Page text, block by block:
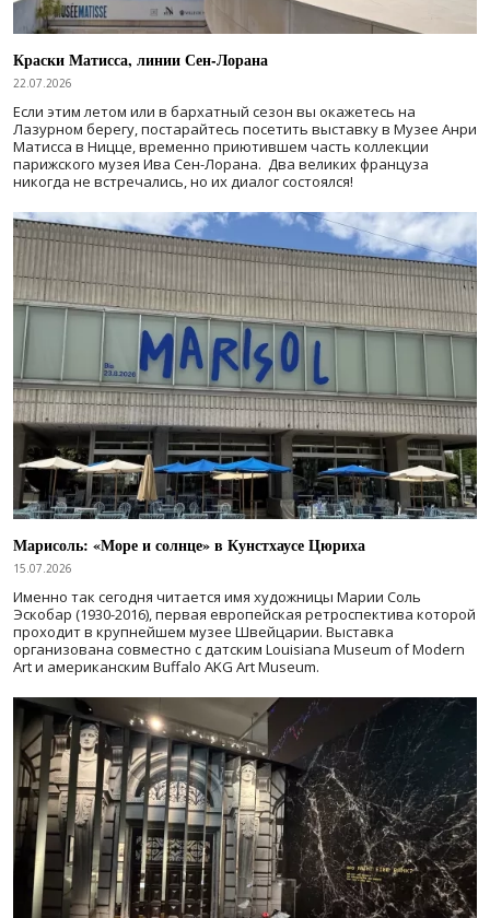
Краски Матисса, линии Сен-Лорана
22.07.2026
Если этим летом или в бархатный сезон вы окажетесь на
Лазурном берегу, постарайтесь посетить выставку в Музее Анри
Матисса в Ницце, временно приютившем часть коллекции
парижского музея Ива Сен-Лорана. Два великих француза
никогда не встречались, но их диалог состоялся!
Марисоль: «Море и солнце» в Кунстхаусе Цюриха
15.07.2026
Именно так сегодня читается имя художницы Марии Соль
Эскобар (1930-2016), первая европейская ретроспектива которой
проходит в крупнейшем музее Швейцарии. Выставка
организована совместно с датским Louisiana Museum of Modern
Art и американским Buffalo AKG Art Museum.